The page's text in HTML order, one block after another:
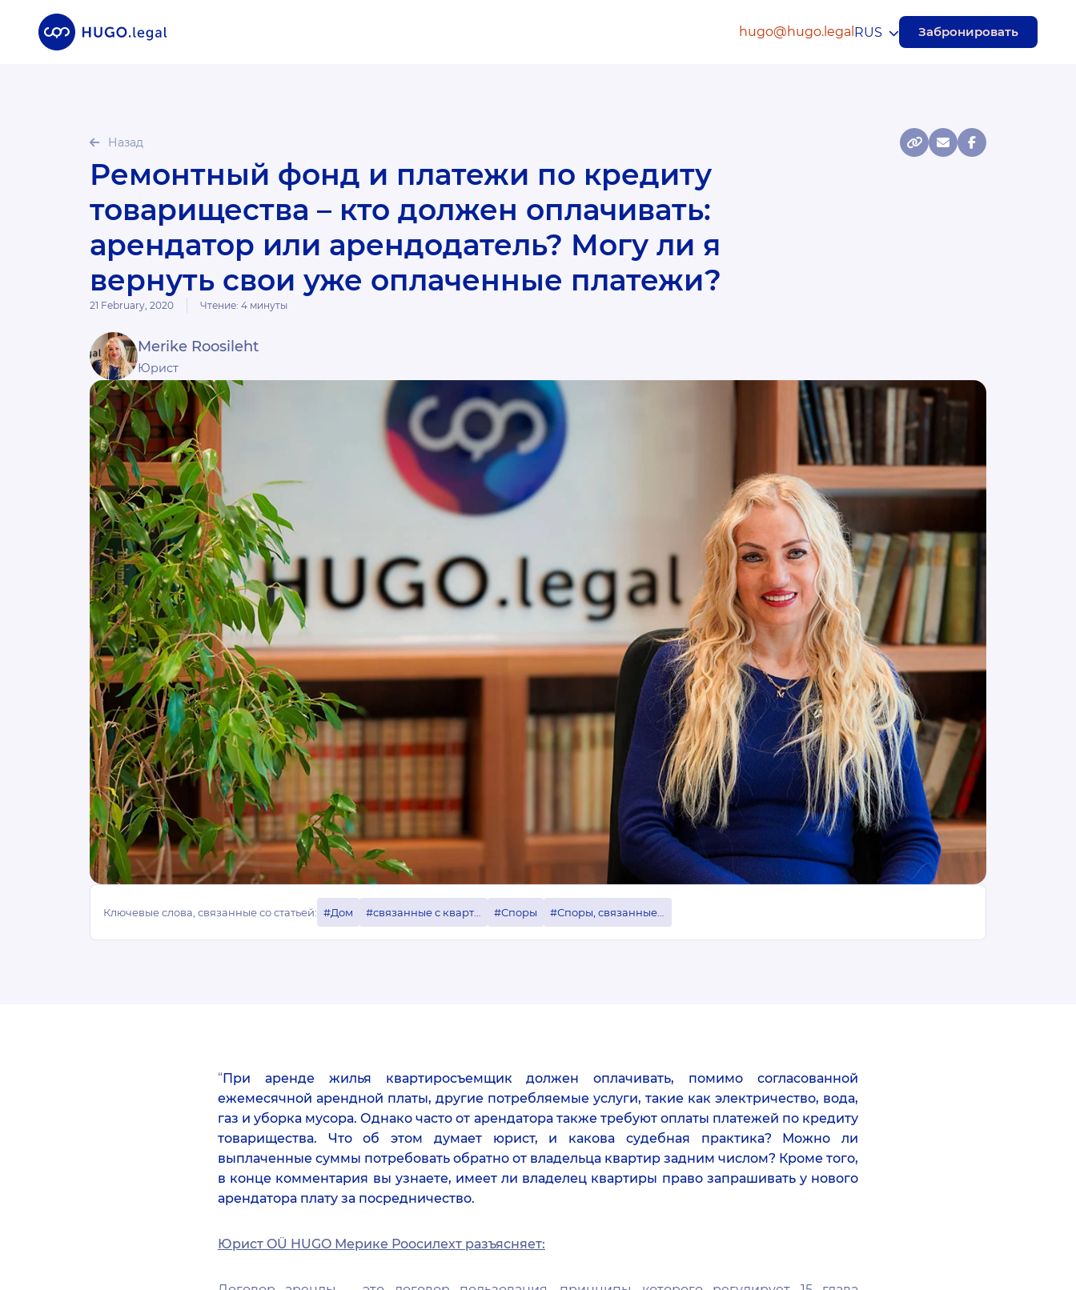
hugo@hugo.legal Забронировать
RUS
Назад
Ремонтный фонд и платежи по кредиту
товарищества – кто должен оплачивать:
арендатор или арендодатель? Могу ли я
вернуть свои уже оплаченные платежи?
21 February, 2020 Чтение: 4 минуты
Merike Roosileht
Юрист
Ключевые слова, связанные со статьей: #Дом #связанные с квартирными товариществами #Споры
“При аренде жилья квартиросъемщик должен оплачивать, помимо согласованной
ежемесячной арендной платы, другие потребляемые услуги, такие как электричество, вода,
газ и уборка мусора. Однако часто от арендатора также требуют оплаты платежей по кредиту
товарищества. Что об этом думает юрист, и какова судебная практика? Можно ли
выплаченные суммы потребовать обратно от владельца квартир задним числом? Кроме того,
в конце комментария вы узнаете, имеет ли владелец квартиры право запрашивать у нового
арендатора плату за посредничество.
Юрист OÜ HUGO Мерике Роосилехт разъясняет: